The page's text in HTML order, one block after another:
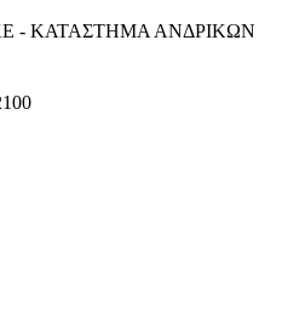
- ΚΑΤΑΣΤΗΜΑ ΑΝΔΡΙΚΩΝ